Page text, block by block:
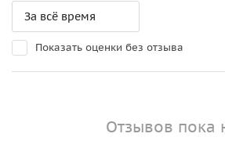
Показать оценки без отзыва
Отзывов пока